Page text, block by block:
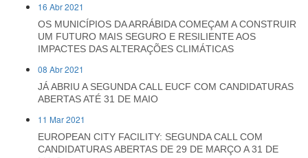
16 Abr 2021
OS MUNICÍPIOS DA ARRÁBIDA COMEÇAM A CONSTRUIR
UM FUTURO MAIS SEGURO E RESILIENTE AOS
IMPACTES DAS ALTERAÇÕES CLIMÁTICAS
08 Abr 2021
JÁ ABRIU A SEGUNDA CALL EUCF COM CANDIDATURAS
ABERTAS ATÉ 31 DE MAIO
11 Mar 2021
EUROPEAN CITY FACILITY: SEGUNDA CALL COM
CANDIDATURAS ABERTAS DE 29 DE MARÇO A 31 DE